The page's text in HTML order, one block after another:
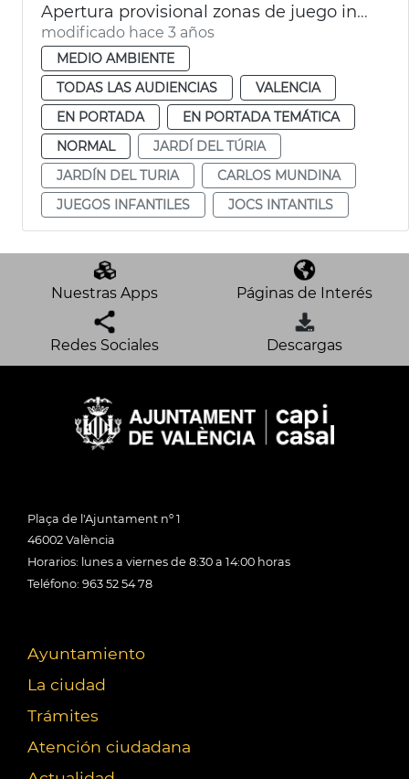
Apertura provisional zonas de juego infantil
modificado hace 3 años
MEDIO AMBIENTE
TODAS LAS AUDIENCIAS
VALENCIA
EN PORTADA
EN PORTADA TEMÁTICA
NORMAL
JARDÍ DEL TÚRIA
JARDÍN DEL TURIA
CARLOS MUNDINA
JUEGOS INFANTILES
JOCS INTANTILS
Nuestras Apps Páginas de Interés
Redes Sociales Descargas
Plaça de l'Ajuntament nº 1
46002 València
Horarios: lunes a viernes de 8:30 a 14:00 horas
Teléfono: 963 52 54 78
Ayuntamiento
La ciudad
Trámites
Atención ciudadana